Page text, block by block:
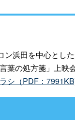
浜田を中心とし
葉の処方箋」上映
シ（PDF：